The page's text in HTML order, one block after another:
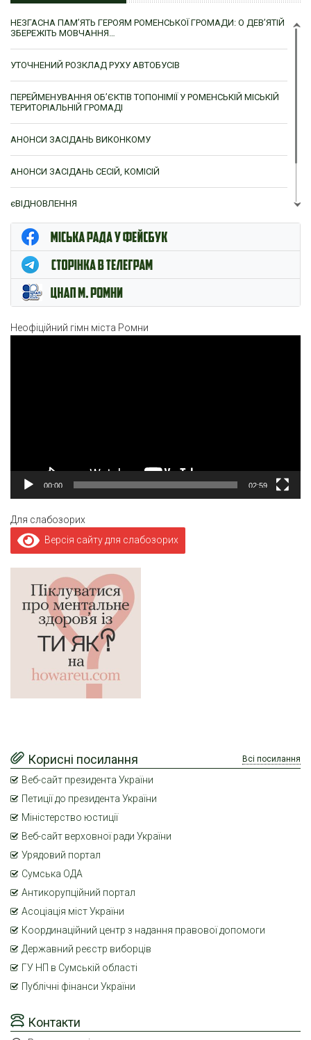
НЕЗГАСНА ПАМ’ЯТЬ ГЕРОЯМ РОМЕНСЬКОЇ ГРОМАДИ: О ДЕВ’ЯТІЙ
ЗБЕРЕЖІТЬ МОВЧАННЯ…
УТОЧНЕНИЙ РОЗКЛАД РУХУ АВТОБУСІВ
ПЕРЕЙМЕНУВАННЯ ОБ’ЄКТІВ ТОПОНІМІЇ У РОМЕНСЬКІЙ МІСЬКІЙ
ТЕРИТОРІАЛЬНІЙ ГРОМАДІ
АНОНСИ ЗАСІДАНЬ ВИКОНКОМУ
АНОНСИ ЗАСІДАНЬ СЕСІЙ, КОМІСІЙ
єВІДНОВЛЕННЯ
ЦНАП м. Ромни
Неофіційний гімн міста Ромни
00:00 02:59
Для слабозорих
Версія сайту для слабозорих
Контакти
Корисні посилання Всі посилання
Веб-сайт президента України
Петиції до президента України
Міністерство юстиції
Веб-сайт верховної ради України
Урядовий портал
Сумська ОДА
Антикорупційний портал
Асоціація міст України
Координаційний центр з надання правової допомоги
Державний реєстр виборців
ГУ НП в Сумській області
Публічні фінанси України